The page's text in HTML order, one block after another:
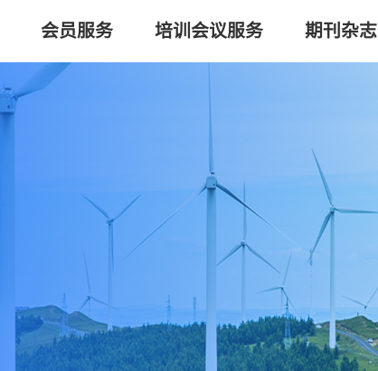
会员服务 培训会议服务 期刊杂志